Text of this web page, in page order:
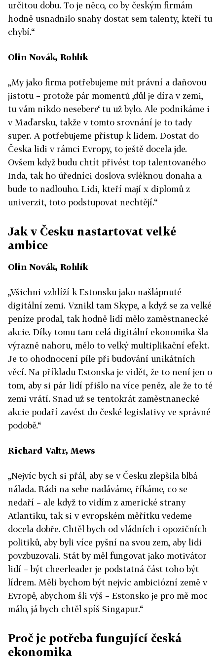
určitou dobu. To je něco, co by českým firmám
hodně usnadnilo snahy dostat sem talenty, kteří tu
chybí.“
Olin Novák, Rohlík
„My jako firma potřebujeme mít právní a daňovou
jistotu – protože pár momentů ‚důl je díra v zemi,
tu vám nikdo nesebere‘ tu už bylo. Ale podnikáme i
v Maďarsku, takže v tomto srovnání je to tady
super. A potřebujeme přístup k lidem. Dostat do
Česka lidi v rámci Evropy, to ještě docela jde.
Ovšem když budu chtít přivést top talentovaného
Inda, tak ho úředníci doslova svléknou donaha a
bude to nadlouho. Lidi, kteří mají x diplomů z
univerzit, toto podstupovat nechtějí.“
Jak v Česku nastartovat velké
ambice
Olin Novák, Rohlík
„Všichni vzhlíží k Estonsku jako našlápnuté
digitální zemi. Vznikl tam Skype, a když se za velké
peníze prodal, tak hodně lidí mělo zaměstnanecké
akcie. Díky tomu tam celá digitální ekonomika šla
výrazně nahoru, mělo to velký multiplikační efekt.
Je to ohodnocení píle při budování unikátních
věcí. Na příkladu Estonska je vidět, že to není jen o
tom, aby si pár lidí přišlo na více peněz, ale že to té
zemi vrátí. Snad už se tentokrát zaměstnanecké
akcie podaří zavést do české legislativy ve správné
podobě.“
Richard Valtr, Mews
„Nejvíc bych si přál, aby se v Česku zlepšila blbá
nálada. Rádi na sebe nadáváme, říkáme, co se
nedaří – ale když to vidím z americké strany
Atlantiku, tak si v evropském měřítku vedeme
docela dobře. Chtěl bych od vládních i opozičních
politiků, aby byli více pyšní na svou zem, aby lidi
povzbuzovali. Stát by měl fungovat jako motivátor
lidí – být cheerleader je podstatná část toho být
lídrem. Měli bychom být nejvíc ambiciózní země v
Evropě, abychom šli výš – Estonsko je pro mě moc
málo, já bych chtěl spíš Singapur.“
Proč je potřeba fungující česká
ekonomika